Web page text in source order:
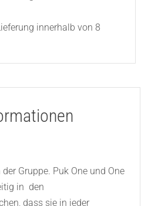
innerhalb von 8
Gruppe. Puk One und One
in den
dass sie in jeder